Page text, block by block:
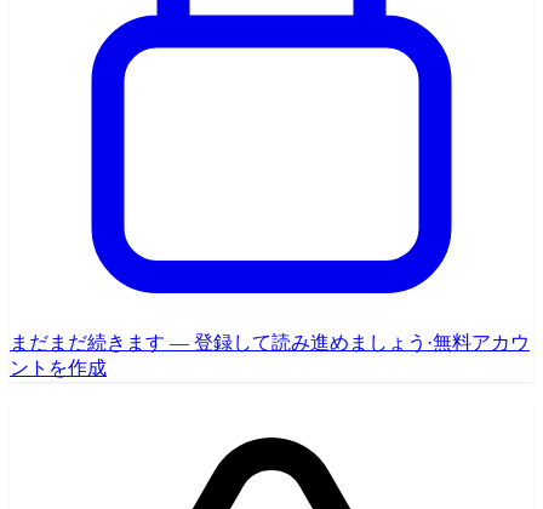
まだまだ続きます — 登録して読み進めましょう ·無料アカウ
ントを作成